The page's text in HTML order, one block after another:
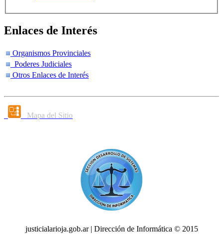
Enlaces de Interés
Organismos Provinciales
Poderes Judiciales
Otros Enlaces de Interés
Mapa del Sitio
justicialarioja.gob.ar | Dirección de Informática © 2015